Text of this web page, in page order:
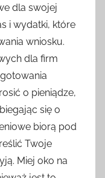
dla swojej
i wydatki, które
wniosku.
dla firm
o pieniądze,
się o
biorą pod
Twoje
Miej oko na